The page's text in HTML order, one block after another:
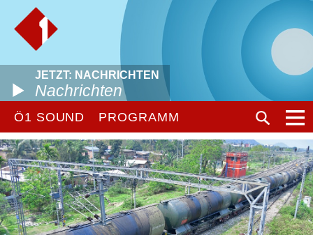
JETZT: NACHRICHTEN
Nachrichten
Ö1 SOUND PROGRAMM